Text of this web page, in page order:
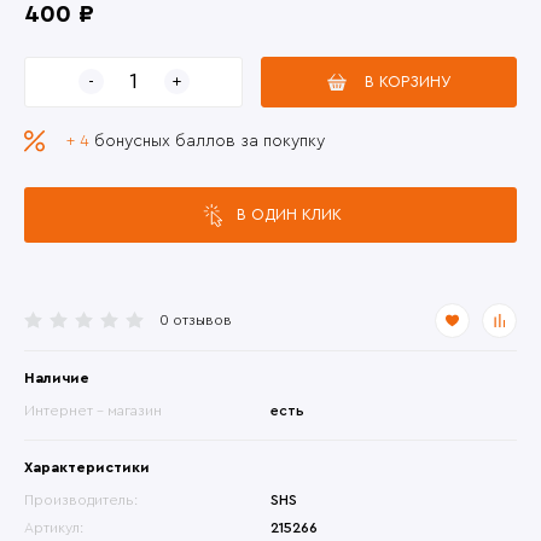
0 отзывов
Наличие
Интернет - магазин есть
Характеристики
Производитель:
SHS
Артикул:
215266
400 ₽
В КОРЗИНУ
+ 4 бонусных баллов за покупку
В ОДИН КЛИК